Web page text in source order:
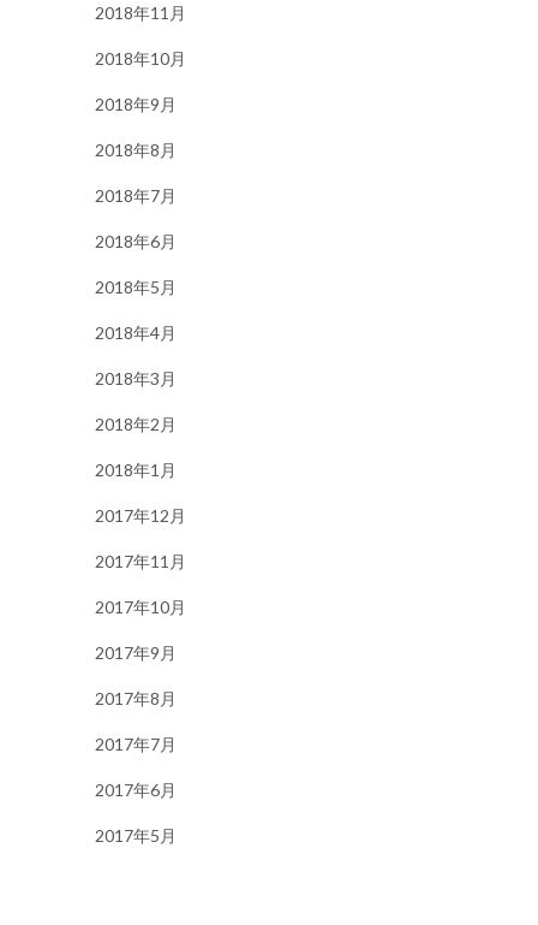
2018年11月
2018年10月
2018年9月
2018年8月
2018年7月
2018年6月
2018年5月
2018年4月
2018年3月
2018年2月
2018年1月
2017年12月
2017年11月
2017年10月
2017年9月
2017年8月
2017年7月
2017年6月
2017年5月